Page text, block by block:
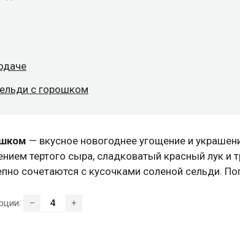
с горошком
— вкусное новогоднее угощение и
тертого сыра, сладковатый красный лук и
сочетаются с кусочками соленой сельди.
– +